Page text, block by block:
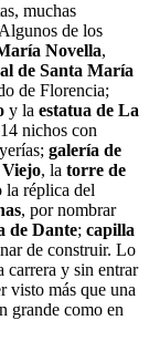
muchas
de los
Novella,
de Santa María
de Florencia;
y la estatua de La
nichos con
galería de
, la torre de
la réplica del
, por nombrar
de Dante; capilla
de construir. Lo
carrera y sin entrar
visto más que una
grande como en